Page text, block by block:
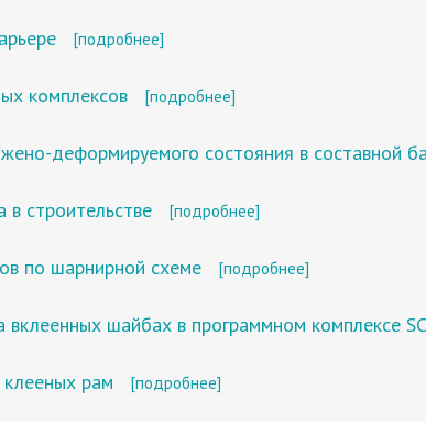
[подробнее]
комплексов [подробнее]
деформируемого состояния в составной
строительстве [подробнее]
по шарнирной схеме [подробнее]
шайбах в программном комплексе
рам [подробнее]